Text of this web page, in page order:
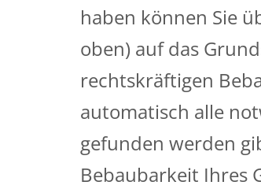
haben können Sie
oben) auf das
rechtskräftigen
automatisch alle
gefunden werden
Bebaubarkeit Ihres